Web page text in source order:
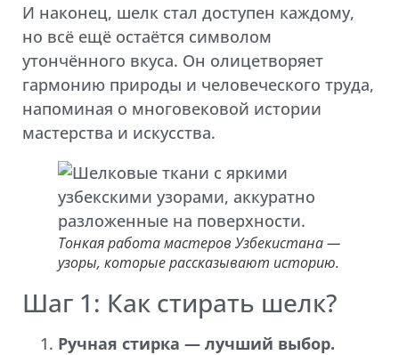
И наконец, шелк стал доступен каждому,
но всё ещё остаётся символом
утончённого вкуса. Он олицетворяет
гармонию природы и человеческого труда,
напоминая о многовековой истории
мастерства и искусства.
Тонкая работа мастеров Узбекистана —
узоры, которые рассказывают историю.
Шаг 1: Как стирать шелк?
Ручная стирка — лучший выбор.